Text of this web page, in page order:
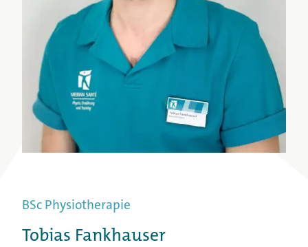
Unser Gesundheitszentrum
Unser Team
Unsere Partner:innen
BSc Physiotherapie
Tobias Fankhauser